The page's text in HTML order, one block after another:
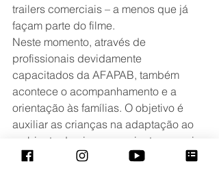
trailers comerciais – a menos que já
façam parte do filme.
Neste momento, através de
profissionais devidamente
capacitados da AFAPAB, também
acontece o acompanhamento e a
orientação às famílias. O objetivo é
auxiliar as crianças na adaptação ao
ambiente do cinema e orientar os pais
sobre como lidar com as dificuldades